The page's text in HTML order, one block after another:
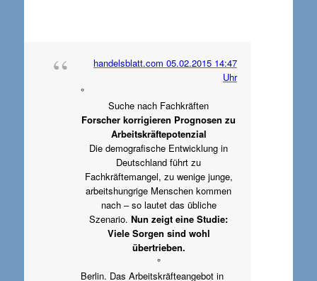
handelsblatt.com 05.02.2015 14:47
Uhr
°
Suche nach Fachkräften
Forscher korrigieren Prognosen zu
Arbeitskräftepotenzial
Die demografische Entwicklung in
Deutschland führt zu
Fachkräftemangel, zu wenige junge,
arbeitshungrige Menschen kommen
nach – so lautet das übliche
Szenario.Nun zeigt eine Studie:
Viele Sorgen sind wohl
übertrieben.
°
Berlin. Das Arbeitskräfteangebot in